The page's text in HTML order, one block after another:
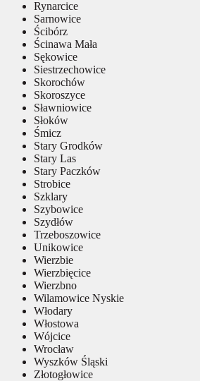
Rynarcice
Sarnowice
Ścibórz
Ścinawa Mała
Sękowice
Siestrzechowice
Skorochów
Skoroszyce
Sławniowice
Słoków
Śmicz
Stary Grodków
Stary Las
Stary Paczków
Strobice
Szklary
Szybowice
Szydłów
Trzeboszowice
Unikowice
Wierzbie
Wierzbięcice
Wierzbno
Wilamowice Nyskie
Włodary
Włostowa
Wójcice
Wrocław
Wyszków Śląski
Złotogłowice